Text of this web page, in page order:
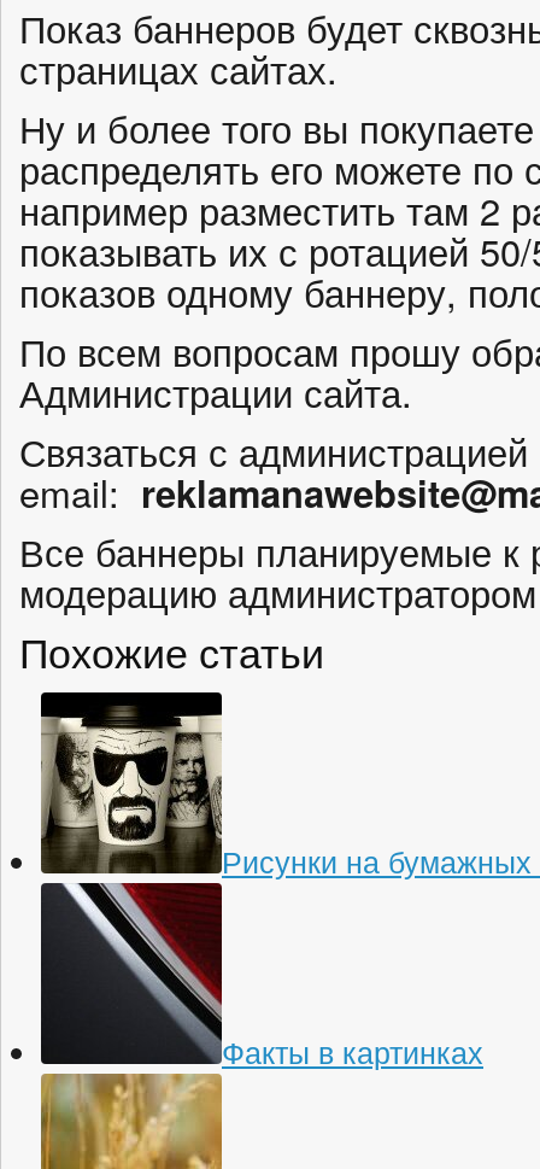
Показ баннеров будет
страницах сайтах.
Ну и более того вы
распределять его можете
например разместить там 2
показывать их с ротацией
показов одному баннеру,
По всем вопросам прошу
Администрации сайта.
Связаться с
email:
Все баннеры планируемые
модерацию
Похожие статьи
Рисунки на бумажных
Факты в картинках